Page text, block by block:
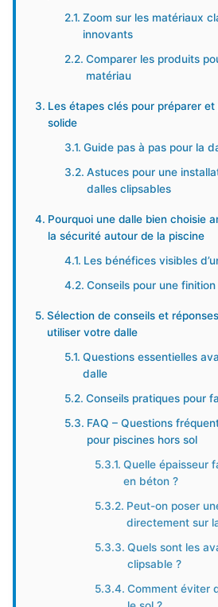
Zoom sur les matériaux
innovants
Comparer les produits
matériau
Les étapes clés pour préparer et
solide
Guide pas à pas pour la
Astuces pour une
dalles clipsables
Pourquoi une dalle bien choisie
la sécurité autour de la piscine
Les bénéfices visibles
Conseils pour une
Sélection de conseils et
utiliser votre dalle
Questions essentielles
dalle
Conseils pratiques pour
FAQ – Questions
pour piscines hors sol
Quelle épaisseur
en béton ?
Peut-on poser
directement sur
Quels sont les
clipsable ?
Comment éviter